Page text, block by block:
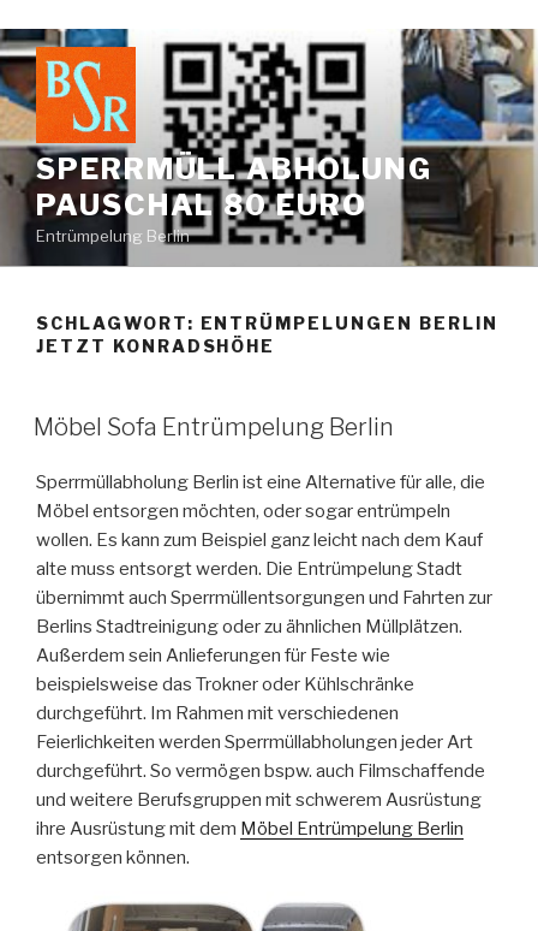
Zum
Inhalt
springen
SPERRMÜLL ABHOLUNG
PAUSCHAL 80 EURO
Entrümpelung Berlin
SCHLAGWORT: ENTRÜMPELUNGEN BERLIN
JETZT KONRADSHÖHE
VERÖFFENTLICHT
AM
Möbel Sofa Entrümpelung Berlin
Sperrmüllabholung Berlin ist eine Alternative für alle, die
Möbel entsorgen möchten, oder sogar entrümpeln
wollen. Es kann zum Beispiel ganz leicht nach dem Kauf
alte muss entsorgt werden. Die Entrümpelung Stadt
übernimmt auch Sperrmüllentsorgungen und Fahrten zur
Berlins Stadtreinigung oder zu ähnlichen Müllplätzen.
Außerdem sein Anlieferungen für Feste wie
beispielsweise das Trokner oder Kühlschränke
durchgeführt. Im Rahmen mit verschiedenen
Feierlichkeiten werden Sperrmüllabholungen jeder Art
durchgeführt. So vermögen bspw. auch Filmschaffende
und weitere Berufsgruppen mit schwerem Ausrüstung
ihre Ausrüstung mit dem Möbel Entrümpelung Berlin
entsorgen können.